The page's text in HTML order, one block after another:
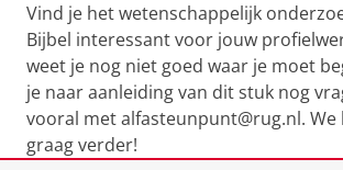
Vind je het wetenschappelijk
Bijbel interessant voor jouw
weet je nog niet goed waar je moet
je naar aanleiding van dit stuk nog
vooral met alfasteunpunt@rug.nl. We
graag verder!